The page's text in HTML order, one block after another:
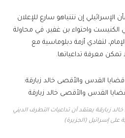
الإسرائيلي إن نتنياهو سارع للإعلان
واحتواء بن غفير، في محاولة
لتفادي أزمة دبلوماسية مع
تمكن معرفة تداعياتها.
زبارقة يعتقد أن تداعيات التطرف الديني
على إسرائيل (الجزيرة)